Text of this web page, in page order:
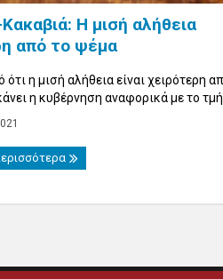
Κακαβιά: Η μισή αλήθεια
από το ψέμα
ότι η μισή αλήθεια είναι χειρότερη
η κυβέρνηση αναφορικά με το